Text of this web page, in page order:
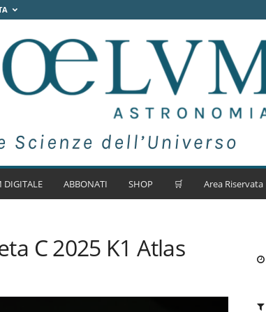
DIGITALE ABBONATI SHOP 🛒 Area Riservata
C 2025 K1 Atlas